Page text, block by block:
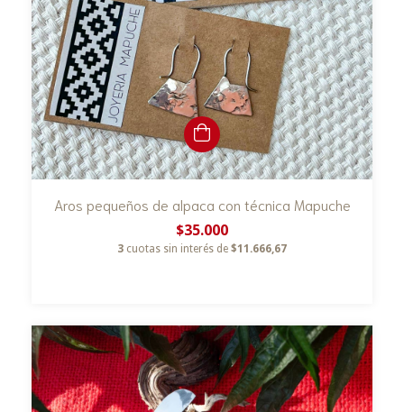
Aros pequeños de alpaca con técnica Mapuche
$35.000
3 cuotas sin interés de $11.666,67